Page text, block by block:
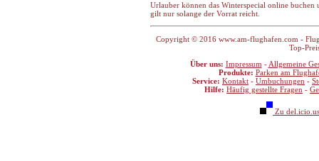
Urlauber können das Winterspecial online buchen
gilt nur solange der Vorrat reicht.
Copyright © 2016 www.am-flughafen.com -
Top-
Über uns: Impressum - Allgemeine
Produkte: Parken am
Service: Kontakt - Umbuchungen -
Hilfe: Häufig gestellte Fragen -
Zu